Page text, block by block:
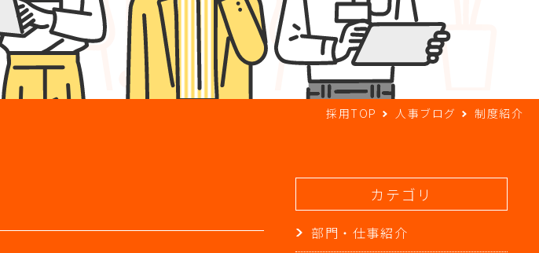
採用TOP 人事ブログ 制度紹介
カテゴリ
部門・仕事紹介